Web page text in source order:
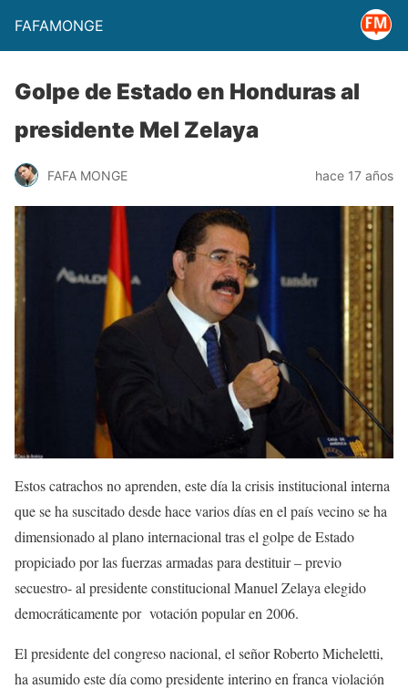
FAFAMONGE
Golpe de Estado en Honduras al
presidente Mel Zelaya
FAFA MONGE hace 17 años
Estos catrachos no aprenden, este día la crisis institucional interna
que se ha suscitado desde hace varios días en el país vecino se ha
dimensionado al plano internacional tras el golpe de Estado
propiciado por las fuerzas armadas para destituir – previo
secuestro- al presidente constitucional Manuel Zelaya elegido
democráticamente por votación popular en 2006.
El presidente del congreso nacional, el señor Roberto Micheletti,
ha asumido este día como presidente interino en franca violación